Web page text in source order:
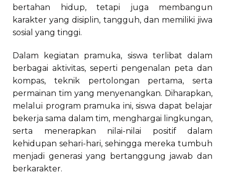
bertahan hidup, tetapi juga membangun
karakter yang disiplin, tangguh, dan memiliki jiwa
sosial yang tinggi.
Dalam kegiatan pramuka, siswa terlibat dalam
berbagai aktivitas, seperti pengenalan peta dan
kompas, teknik pertolongan pertama, serta
permainan tim yang menyenangkan. Diharapkan,
melalui program pramuka ini, siswa dapat belajar
bekerja sama dalam tim, menghargai lingkungan,
serta menerapkan nilai-nilai positif dalam
kehidupan sehari-hari, sehingga mereka tumbuh
menjadi generasi yang bertanggung jawab dan
berkarakter.